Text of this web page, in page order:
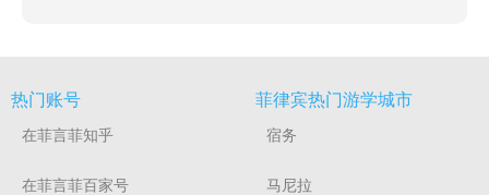
热门账号
在菲言菲知乎
在菲言菲百家号
菲律宾热门游学城市
宿务
马尼拉